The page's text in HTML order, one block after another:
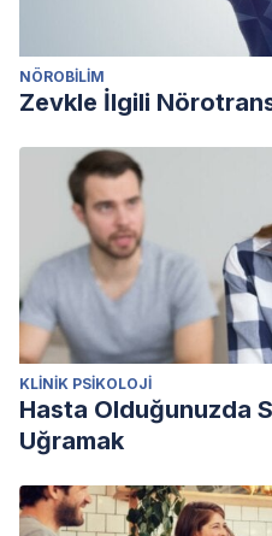
NÖROBILIM
Zevkle İlgili
KLINIK PSIKOLOJI
Hasta Olduğunuzda
Uğramak